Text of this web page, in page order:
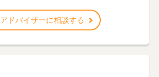
アドバイザーに相談する